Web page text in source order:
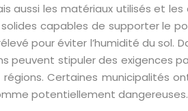
aussi les matériaux utilisés et
capables de supporter le
pour éviter l’humidité du sol.
peuvent stipuler des exigences
régions. Certaines municipalités
potentiellement dangereuses.